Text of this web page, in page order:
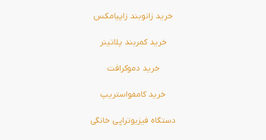
خرید زانوبند زاپیامکس
خرید کمربند پلاتینر
خرید دموکرافت
خرید کامفواستریپ
دستگاه فیزیوتراپی خانگی